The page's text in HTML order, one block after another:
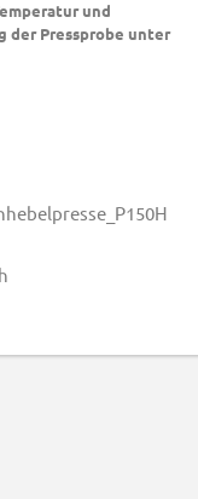
und
der Pressprobe unter